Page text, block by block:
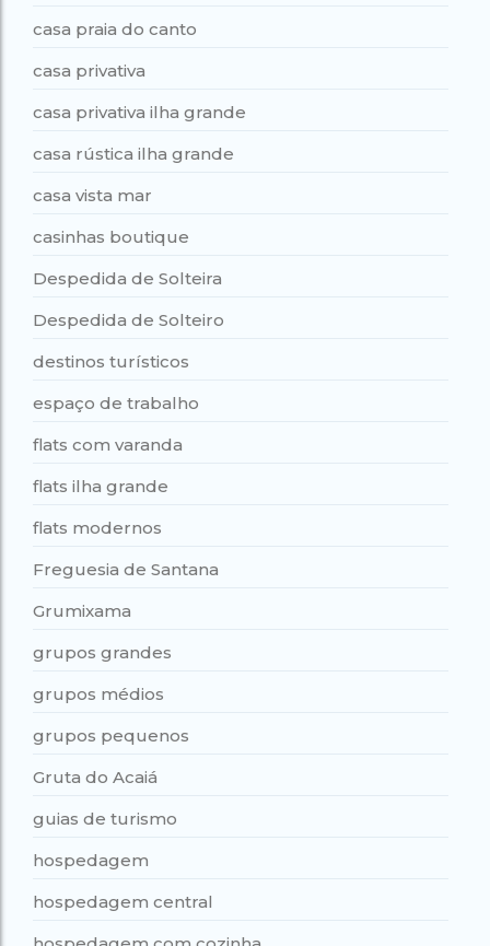
casa praia do canto
casa privativa
casa privativa ilha grande
casa rústica ilha grande
casa vista mar
casinhas boutique
Despedida de Solteira
Despedida de Solteiro
destinos turísticos
espaço de trabalho
flats com varanda
flats ilha grande
flats modernos
Freguesia de Santana
Grumixama
grupos grandes
grupos médios
grupos pequenos
Gruta do Acaiá
guias de turismo
hospedagem
hospedagem central